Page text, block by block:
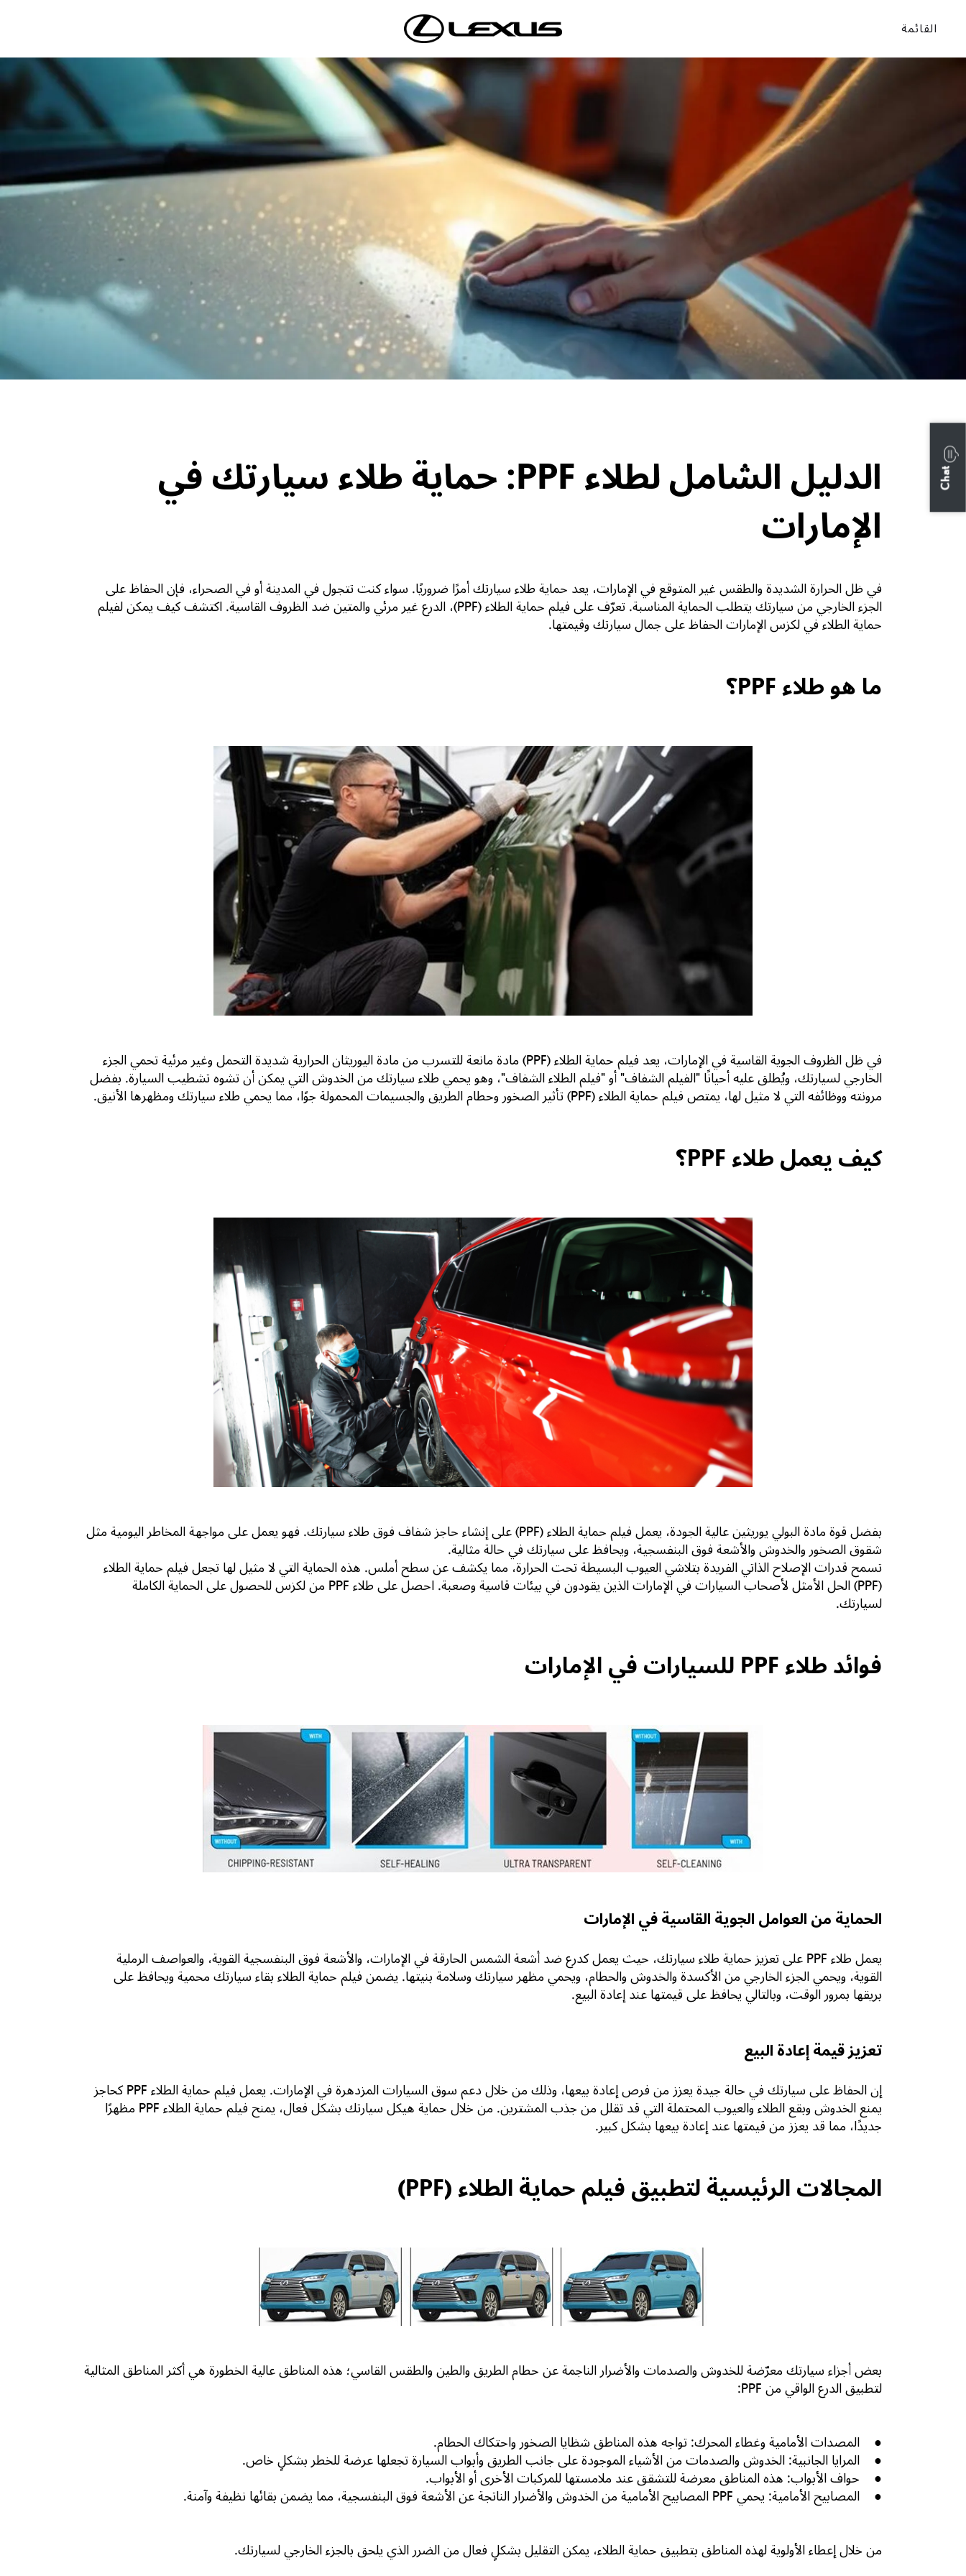
القائمة
الدليل الشامل لطلاء PPF: حماية طلاء سيارتك في
الإمارات
في ظل الحرارة الشديدة والطقس غير المتوقع في الإمارات، يعد حماية طلاء سيارتك أمرًا ضروريًا. سواء كنت تتجول في المدينة أو في الصحراء، فإن الحفاظ على
الجزء الخارجي من سيارتك يتطلب الحماية المناسبة. تعرّف على فيلم حماية الطلاء (PPF)، الدرع غير مرئي والمتين ضد الظروف القاسية. اكتشف كيف يمكن لفيلم
حماية الطلاء فيلكزس الإماراتالحفاظ على جمال سيارتك وقيمتها.
ما هو طلاء PPF؟
في ظل الظروف الجوية القاسية في الإمارات، يعد فيلم حماية الطلاء (PPF) مادة مانعة للتسرب من مادة اليوريثان الحرارية شديدة التحمل وغير مرئية تحمي الجزء
الخارجي لسيارتك، ويُطلق عليه أحيانًا "الفيلم الشفاف" أو "فيلم الطلاء الشفاف"، وهو يحمي طلاء سيارتك من الخدوش التي يمكن أن تشوه تشطيب السيارة. بفضل
مرونته ووظائفه التي لا مثيل لها، يمتص فيلم حماية الطلاء (PPF) تأثير الصخور وحطام الطريق والجسيمات المحمولة جوًا، مما يحمي طلاء سيارتك ومظهرها الأنيق.
كيف يعمل طلاء PPF؟
بفضل قوة مادة البولي يوريثين عالية الجودة، يعمل فيلم حماية الطلاء (PPF) على إنشاء حاجز شفاف فوق طلاء سيارتك. فهو يعمل على مواجهة المخاطر اليومية مثل
شقوق الصخور والخدوش والأشعة فوق البنفسجية، ويحافظ على سيارتك في حالة مثالية.
تسمح قدرات الإصلاح الذاتي الفريدة بتلاشي العيوب البسيطة تحت الحرارة، مما يكشف عن سطح أملس. هذه الحماية التي لا مثيل لها تجعل فيلم حماية الطلاء
(PPF) الحل الأمثل لأصحاب السيارات في الإمارات الذين يقودون في بيئات قاسية وصعبة. احصل على طلاء PPF من لكزس للحصول على الحماية الكاملة
لسيارتك.
فوائد طلاء PPF للسيارات في الإمارات
الحماية من العوامل الجوية القاسية في الإمارات
يعمل طلاء PPF على تعزيز حماية طلاء سيارتك، حيث يعمل كدرع ضد أشعة الشمس الحارقة في الإمارات، والأشعة فوق البنفسجية القوية، والعواصف الرملية
القوية، ويحمي الجزء الخارجي من الأكسدة والخدوش والحطام، ويحمي مظهر سيارتك وسلامة بنيتها. يضمن فيلم حماية الطلاء بقاء سيارتك محمية ويحافظ على
بريقها بمرور الوقت، وبالتالي يحافظ على قيمتها عند إعادة البيع.
تعزيز قيمة إعادة البيع
إن الحفاظ على سيارتك في حالة جيدة يعزز من فرص إعادة بيعها، وذلك من خلال دعم سوق السيارات المزدهرة في الإمارات. يعمل فيلم حماية الطلاء PPF كحاجز
يمنع الخدوش وبقع الطلاء والعيوب المحتملة التي قد تقلل من جذب المشترين. من خلال حماية هيكل سيارتك بشكل فعال، يمنح فيلم حماية الطلاء PPF مظهرًا
جديدًا، مما قد يعزز من قيمتها عند إعادة بيعها بشكل كبير.
المجالات الرئيسية لتطبيق فيلم حماية الطلاء (PPF)
بعض أجزاء سيارتك معرّضة للخدوش والصدمات والأضرار الناجمة عن حطام الطريق والطين والطقس القاسي؛ هذه المناطق عالية الخطورة هي أكثر المناطق المثالية
لتطبيق الدرع الواقي من PPF:
● المصدات الأمامية وغطاء المحرك: تواجه هذه المناطق شظايا الصخور واحتكاك الحطام.
● المرايا الجانبية: الخدوش والصدمات من الأشياء الموجودة على جانب الطريق وأبواب السيارة تجعلها عرضة للخطر بشكلٍ خاص.
● حواف الأبواب: هذه المناطق معرضة للتشقق عند ملامستها للمركبات الأخرى أو الأبواب.
● المصابيح الأمامية: يحمي PPF المصابيح الأمامية من الخدوش والأضرار الناتجة عن الأشعة فوق البنفسجية، مما يضمن بقائها نظيفة وآمنة.
من خلال إعطاء الأولوية لهذه المناطق بتطبيق حماية الطلاء، يمكن التقليل بشكلٍ فعال من الضرر الذي يلحق بالجزء الخارجي لسيارتك.
Chat